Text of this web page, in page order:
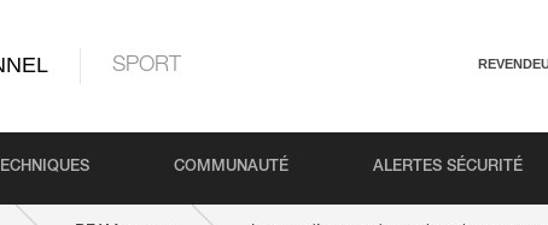
SPORT
COMMUNAUTÉ ALERTES SÉCURITÉ